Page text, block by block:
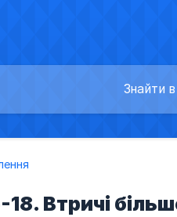
Втричі